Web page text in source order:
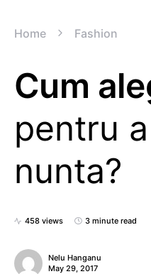
Home Fashion
Cum
pentru
nunta?
458 views 3 minute read
Nelu Hanganu
May 29, 2017